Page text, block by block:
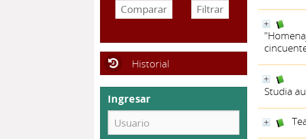
Studia
Historial
Ingresar